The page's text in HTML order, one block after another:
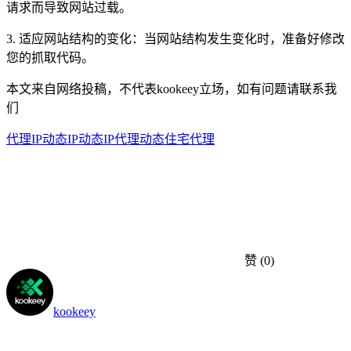
请求而导致网站过载。
3. 适应网站结构的变化：当网站结构发生变化时，准备好修改
您的抓取代码。
本文来自网络投稿，不代表kookeey立场，如有问题请联系我
们
代理IP动态IP动态IP代理动态住宅代理
赞 (0)
kookeey